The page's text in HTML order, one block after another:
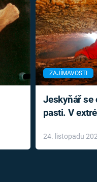
ZAJÍMAVOSTI
Jeskyňář se
pasti. V
24. listopadu